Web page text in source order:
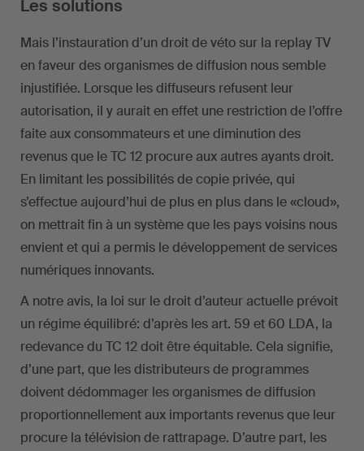
Les solutions
Mais l’instauration d’un droit de véto sur la replay TV
en faveur des organismes de diffusion nous semble
injustifiée. Lorsque les diffuseurs refusent leur
autorisation, il y aurait en effet une restriction de l’offre
faite aux consommateurs et une diminution des
revenus que le TC 12 procure aux autres ayants droit.
En limitant les possibilités de copie privée, qui
s’effectue aujourd’hui de plus en plus dans le «cloud»,
on mettrait fin à un système que les pays voisins nous
envient et qui a permis le développement de services
numériques innovants.
A notre avis, la loi sur le droit d’auteur actuelle prévoit
un régime équilibré: d’après les art. 59 et 60 LDA, la
redevance du TC 12 doit être équitable. Cela signifie,
d’une part, que les distributeurs de programmes
doivent dédommager les organismes de diffusion
proportionnellement aux importants revenus que leur
procure la télévision de rattrapage. D’autre part, les